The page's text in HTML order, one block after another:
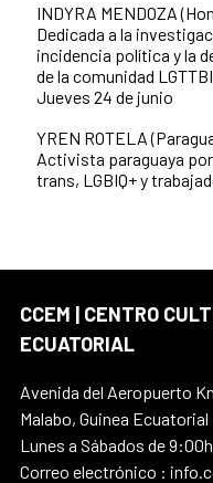
INDYRA MENDOZA
Dedicada a la
incidencia política y la
de la comunidad
Jueves 24 de junio
YREN ROTELA
Activista paraguaya
trans, LGBIQ+ y
CCEM | CENTRO
ECUATORIAL
Avenida del Aeropuerto
Malabo, Guinea Ecuatorial
Lunes a Sábados de
Correo electrónico :